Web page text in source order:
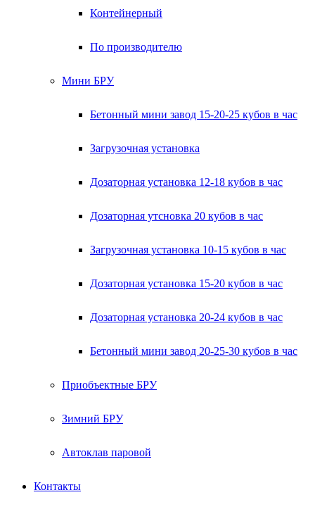
Контейнерный
По производителю
Мини БРУ
Бетонный мини завод 15-20-25 кубов в час
Загрузочная установка
Дозаторная установка 12-18 кубов в час
Дозаторная утсновка 20 кубов в час
Загрузочная установка 10-15 кубов в час
Дозаторная установка 15-20 кубов в час
Дозаторная установка 20-24 кубов в час
Бетонный мини завод 20-25-30 кубов в час
Приобъектные БРУ
Зимний БРУ
Автоклав паровой
Контакты